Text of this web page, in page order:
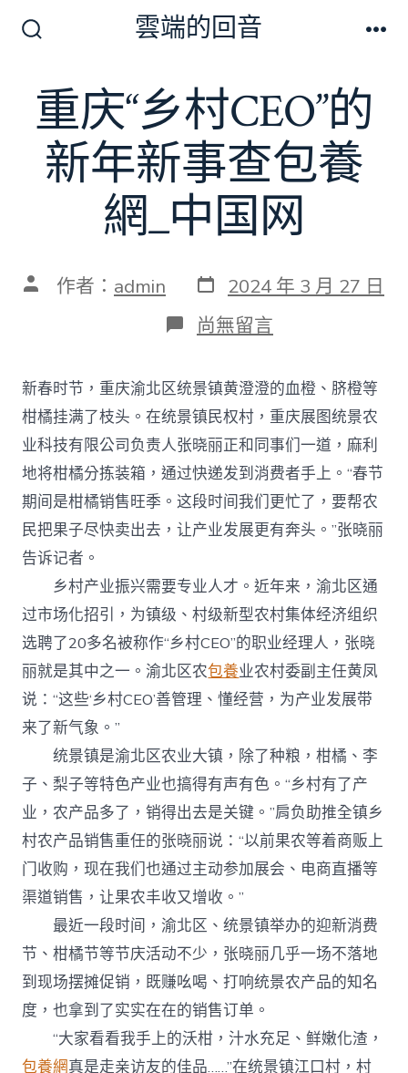
切
換
開
關
雲端的回音
重庆“乡村CEO”的
新年新事查包養
網_中国网
文 作者： admin 發
表
日
期
2024 年 3 月 27 日
在
〈重
“乡
村
CEO”
的
新
年
新
事
查
包
網
_
中
国
网〉
中
尚無留言
新春时节，重庆渝北区统景镇黄澄澄的血橙、脐橙等
柑橘挂满了枝头。在统景镇民权村，重庆展图统景农
业科技有限公司负责人张晓丽正和同事们一道，麻利
地将柑橘分拣装箱，通过快递发到消费者手上。“春节
期间是柑橘销售旺季。这段时间我们更忙了，要帮农
民把果子尽快卖出去，让产业发展更有奔头。”张晓丽
告诉记者。
乡村产业振兴需要专业人才。近年来，渝北区通
过市场化招引，为镇级、村级新型农村集体经济组织
选聘了20多名被称作“乡村CEO”的职业经理人，张晓
丽就是其中之一。渝北区农包養业农村委副主任黄凤
说：“这些‘乡村CEO’善管理、懂经营，为产业发展带
来了新气象。”
统景镇是渝北区农业大镇，除了种粮，柑橘、李
子、梨子等特色产业也搞得有声有色。“乡村有了产
业，农产品多了，销得出去是关键。”肩负助推全镇乡
村农产品销售重任的张晓丽说：“以前果农等着商贩上
门收购，现在我们也通过主动参加展会、电商直播等
渠道销售，让果农丰收又增收。”
最近一段时间，渝北区、统景镇举办的迎新消费
节、柑橘节等节庆活动不少，张晓丽几乎一场不落地
到现场摆摊促销，既赚吆喝、打响统景农产品的知名
度，也拿到了实实在在的销售订单。
“大家看看我手上的沃柑，汁水充足、鲜嫩化渣，
包養網真是走亲访友的佳品……”在统景镇江口村，村